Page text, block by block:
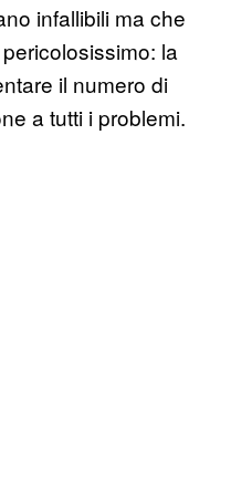
infallibili ma che
la
il numero di
a tutti i problemi.